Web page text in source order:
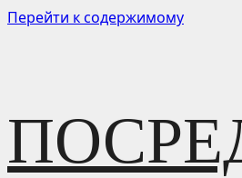
Перейти к содержимому